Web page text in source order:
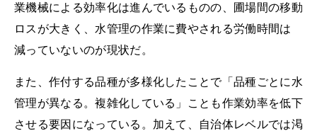
業機械による効率化は進んでいるものの、圃場間の移動
ロスが大きく、水管理の作業に費やされる労働時間は
減っていないのが現状だ。
また、作付する品種が多様化したことで「品種ごとに水
管理が異なる。複雑化している」ことも作業効率を低下
させる要因になっている。加えて、自治体レベルでは渇